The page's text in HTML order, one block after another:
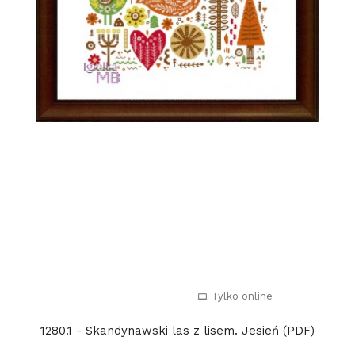
Tylko online
1280.1 - Skandynawski las z lisem. Jesień (PDF)